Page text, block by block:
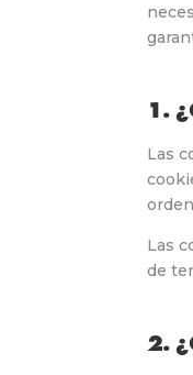
1.
Las
Las
de
2.